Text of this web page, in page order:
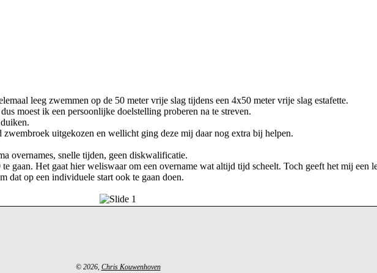
leeg zwemmen op de 50 meter vrije slag tijdens een 4x50 meter vrije slag estafette.
moest ik een persoonlijke doelstelling proberen na te streven.
uitgekozen en wellicht ging deze mij daar nog extra bij helpen.
overnames, snelle tijden, geen diskwalificatie.
gaan. Het gaat hier weliswaar om een overname wat altijd tijd scheelt. Toch geeft het mij een
dat op een individuele start ook te gaan doen.
© 2026, Chris Kouwenhoven